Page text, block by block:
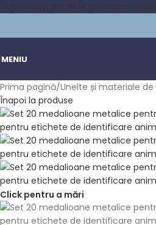
Skip to navigation Skip to main
MENIU
Prima pagină/Unelte și materiale de
Înapoi la produse
Click pentru a mări